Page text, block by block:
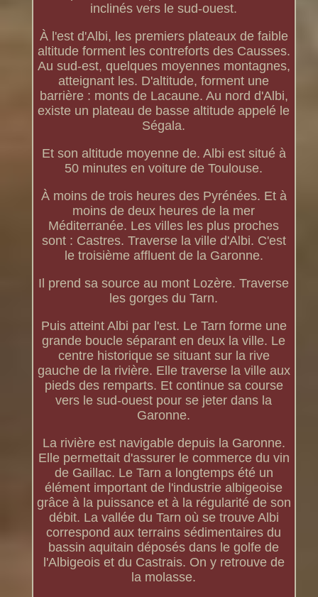
inclinés vers le sud-ouest.
À l'est d'Albi, les premiers plateaux de faible
altitude forment les contreforts des Causses.
Au sud-est, quelques moyennes montagnes,
atteignant les. D'altitude, forment une
barrière : monts de Lacaune. Au nord d'Albi,
existe un plateau de basse altitude appelé le
Ségala.
Et son altitude moyenne de. Albi est situé à
50 minutes en voiture de Toulouse.
À moins de trois heures des Pyrénées. Et à
moins de deux heures de la mer
Méditerranée. Les villes les plus proches
sont : Castres. Traverse la ville d'Albi. C'est
le troisième affluent de la Garonne.
Il prend sa source au mont Lozère. Traverse
les gorges du Tarn.
Puis atteint Albi par l'est. Le Tarn forme une
grande boucle séparant en deux la ville. Le
centre historique se situant sur la rive
gauche de la rivière. Elle traverse la ville aux
pieds des remparts. Et continue sa course
vers le sud-ouest pour se jeter dans la
Garonne.
La rivière est navigable depuis la Garonne.
Elle permettait d'assurer le commerce du vin
de Gaillac. Le Tarn a longtemps été un
élément important de l'industrie albigeoise
grâce à la puissance et à la régularité de son
débit. La vallée du Tarn où se trouve Albi
correspond aux terrains sédimentaires du
bassin aquitain déposés dans le golfe de
l'Albigeois et du Castrais. On y retrouve de
la molasse.